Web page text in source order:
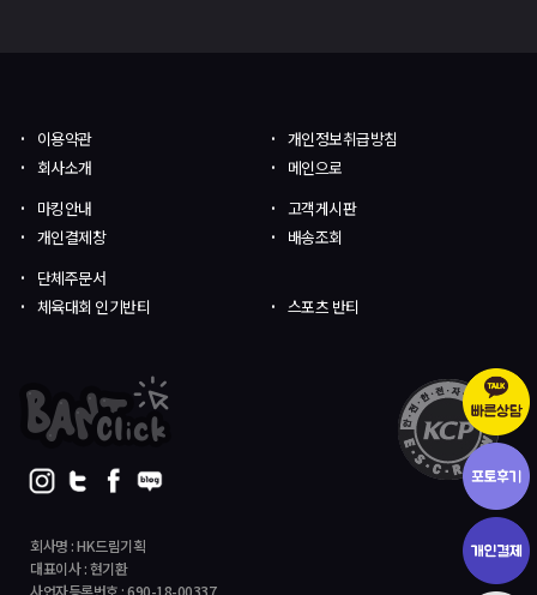
회사명 : HK드림기획
대표이사 : 현기환
사업자등록번호 : 690-18-00337
이용약관
개인정보취급방침
회사소개
메인으로
마킹안내
고객게시판
개인결제창
배송조회
단체주문서
체육대회 인기반티
스포츠 반티